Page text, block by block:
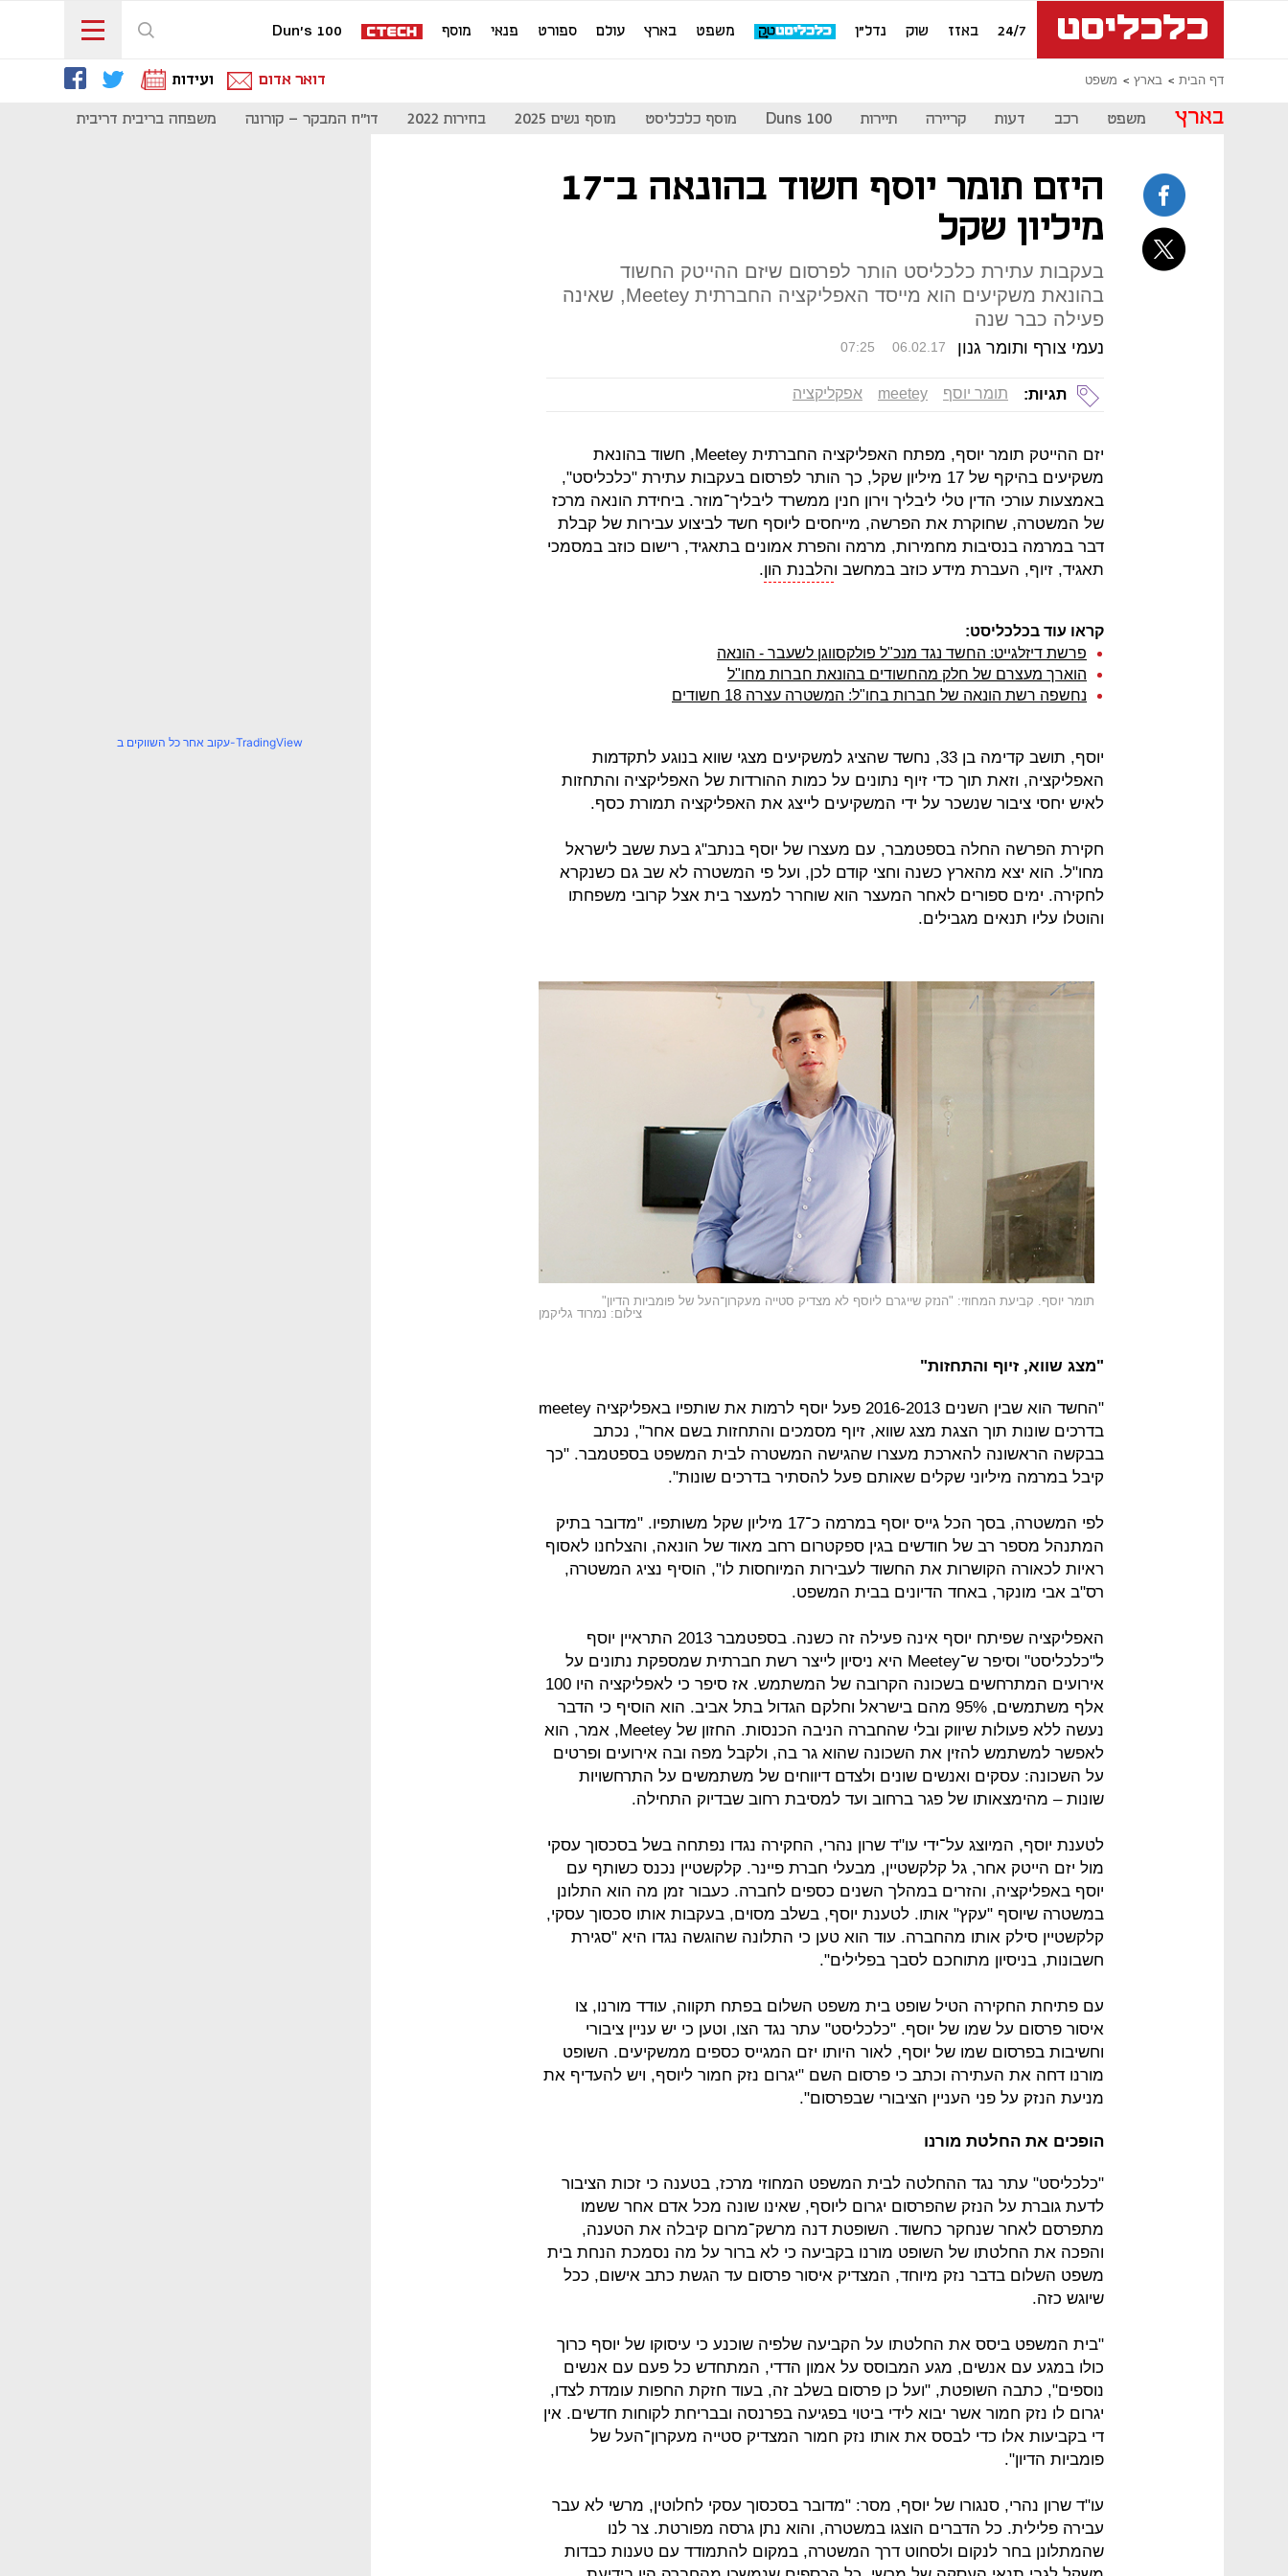
24/7 באזז שוק נדל"ן משפט בארץ עולם ספורט פנאי מוסף Dun's 100
דף הבית בארץ משפט דואר אדום ועידות
בארץ משפט רכב דעות קריירה תיירות Duns 100 מוסף כלכליסט מוסף נשים 2025 בחירות 2022 דו"ח המבקר - קורונה משפחה בריבית דריבית
היזם תומר יוסף חשוד בהונאה ב־17
מיליון שקל
בעקבות עתירת כלכליסט הותר לפרסום שיזם ההייטק החשוד
בהונאת משקיעים הוא מייסד האפליקציה החברתית Meetey, שאינה
פעילה כבר שנה
נעמי צורף ותומר גנון 07:25 06.02.17
תגיות: תומר יוסף meetey אפקליקציה
יזם ההייטק תומר יוסף, מפתח האפליקציה החברתית Meetey, חשוד בהונאת
משקיעים בהיקף של 17 מיליון שקל, כך הותר לפרסום בעקבות עתירת "כלכליסט",
באמצעות עורכי הדין טלי ליבליך וירון חנין ממשרד ליבליך־מוזר. ביחידת הונאה מרכז
של המשטרה, שחוקרת את הפרשה, מייחסים ליוסף חשד לביצוע עבירות של קבלת
דבר במרמה בנסיבות מחמירות, מרמה והפרת אמונים בתאגיד, רישום כוזב במסמכי
תאגיד, זיוף, העברת מידע כוזב במחשב והלבנת הון.
קראו עוד בכלכליסט:
פרשת דיזלגייט: החשד נגד מנכ"ל פולקסווגן לשעבר - הונאה
הוארך מעצרם של חלק מהחשודים בהונאת חברות מחו"ל
נחשפה רשת הונאה של חברות בחו"ל: המשטרה עצרה 18 חשודים
יוסף, תושב קדימה בן 33, נחשד שהציג למשקיעים מצגי שווא בנוגע לתקדמות
האפליקציה, וזאת תוך כדי זיוף נתונים על כמות ההורדות של האפליקציה והתחזות
לאיש יחסי ציבור שנשכר על ידי המשקיעים לייצג את האפליקציה תמורת כסף.
חקירת הפרשה החלה בספטמבר, עם מעצרו של יוסף בנתב"ג בעת ששב לישראל
מחו"ל. הוא יצא מהארץ כשנה וחצי קודם לכן, ועל פי המשטרה לא שב גם כשנקרא
לחקירה. ימים ספורים לאחר המעצר הוא שוחרר למעצר בית אצל קרובי משפחתו
והוטלו עליו תנאים מגבילים.
תומר יוסף. קביעת המחוזי: "הנזק שייגרם ליוסף לא מצדיק סטייה מעקרון־העל של פומביות הדיון"
צילום: נמרוד גליקמן
"מצג שווא, זיוף והתחזות"
"החשד הוא שבין השנים 2016-2013 פעל יוסף לרמות את שותפיו באפליקציה meetey
בדרכים שונות תוך הצגת מצג שווא, זיוף מסמכים והתחזות בשם אחר", נכתב
בבקשה הראשונה להארכת מעצרו שהגישה המשטרה לבית המשפט בספטמבר. "כך
קיבל במרמה מיליוני שקלים שאותם פעל להסתיר בדרכים שונות".
לפי המשטרה, בסך הכל גייס יוסף במרמה כ־17 מיליון שקל משותפיו. "מדובר בתיק
המתנהל מספר רב של חודשים בגין ספקטרום רחב מאוד של הונאה, והצלחנו לאסוף
ראיות לכאורה הקושרות את החשוד לעבירות המיוחסות לו", הוסיף נציג המשטרה,
רס"ב אבי מונקר, באחד הדיונים בבית המשפט.
האפליקציה שפיתח יוסף אינה פעילה זה כשנה. בספטמבר 2013 התראיין יוסף
ל"כלכליסט" וסיפר ש־Meetey היא ניסיון לייצר רשת חברתית שמספקת נתונים על
אירועים המתרחשים בשכונה הקרובה של המשתמש. אז סיפר כי לאפליקציה היו 100
אלף משתמשים, 95% מהם בישראל וחלקם הגדול בתל אביב. הוא הוסיף כי הדבר
נעשה ללא פעולות שיווק ובלי שהחברה הניבה הכנסות. החזון של Meetey, אמר, הוא
לאפשר למשתמש להזין את השכונה שהוא גר בה, ולקבל מפה ובה אירועים ופרטים
על השכונה: עסקים ואנשים שונים ולצדם דיווחים של משתמשים על התרחשויות
שונות – מהימצאותו של פגר ברחוב ועד למסיבת רחוב שבדיוק התחילה.
לטענת יוסף, המיוצג על־ידי עו"ד שרון נהרי, החקירה נגדו נפתחה בשל בסכסוך עסקי
מול יזם הייטק אחר, גל קלקשטיין, מבעלי חברת פיינר. קלקשטיין נכנס כשותף עם
יוסף באפליקציה, והזרים במהלך השנים כספים לחברה. כעבור זמן מה הוא התלונן
במשטרה שיוסף "עקץ" אותו. לטענת יוסף, בשלב מסוים, בעקבות אותו סכסוך עסקי,
קלקשטיין סילק אותו מהחברה. עוד הוא טען כי התלונה שהוגשה נגדו היא "סגירת
חשבונות, בניסיון מתוחכם לסבך בפלילים".
עם פתיחת החקירה הטיל שופט בית משפט השלום בפתח תקווה, עודד מורנו, צו
איסור פרסום על שמו של יוסף. "כלכליסט" עתר נגד הצו, וטען כי יש עניין ציבורי
וחשיבות בפרסום שמו של יוסף, לאור היותו יזם המגייס כספים ממשקיעים. השופט
מורנו דחה את העתירה וכתב כי פרסום השם "יגרום נזק חמור ליוסף, ויש להעדיף את
מניעת הנזק על פני העניין הציבורי שבפרסום".
הופכים את החלטת מורנו
"כלכליסט" עתר נגד ההחלטה לבית המשפט המחוזי מרכז, בטענה כי זכות הציבור
לדעת גוברת על הנזק שהפרסום יגרום ליוסף, שאינו שונה מכל אדם אחר ששמו
מתפרסם לאחר שנחקר כחשוד. השופטת דנה מרשק־מרום קיבלה את הטענה,
והפכה את החלטתו של השופט מורנו בקביעה כי לא ברור על מה נסמכת הנחת בית
משפט השלום בדבר נזק מיוחד, המצדיק איסור פרסום עד הגשת כתב אישום, ככל
שיוגש כזה.
"בית המשפט ביסס את החלטתו על הקביעה שלפיה שוכנע כי עיסוקו של יוסף כרוך
כולו במגע עם אנשים, מגע המבוסס על אמון הדדי, המתחדש כל פעם עם אנשים
נוספים", כתבה השופטת, "ועל כן פרסום בשלב זה, בעוד חזקת החפות עומדת לצדו,
יגרום לו נזק חמור אשר יבוא לידי ביטוי בפגיעה בפרנסה ובבריחת לקוחות חדשים. אין
די בקביעות אלו כדי לבסס את אותו נזק חמור המצדיק סטייה מעקרון־העל של
פומביות הדיון".
עו"ד שרון נהרי, סנגורו של יוסף, מסר: "מדובר בסכסוך עסקי לחלוטין, מרשי לא עבר
עבירה פלילית. כל הדברים הוצגו במשטרה, והוא נתן גרסה מפורטת. צר לנו
שהמתלונן בחר לנקום ולסחוט דרך המשטרה, במקום להתמודד עם טענות כבדות
עקוב אחר כל השווקים ב-TradingView